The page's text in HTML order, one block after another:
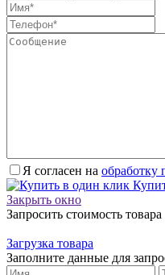
Я согласен на обработку
Закрыть окно
Запросить стоимость товара
Загрузка товара
Заполните данные для